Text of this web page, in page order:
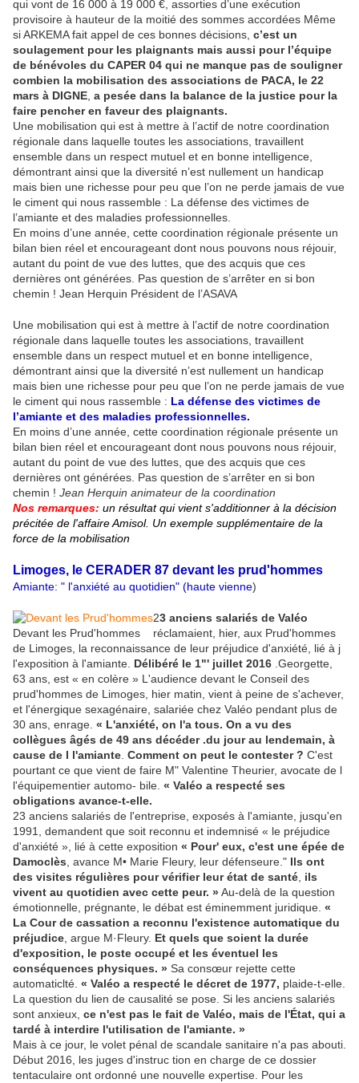
qui vont de 16 000 à 19 000 €, assorties d’une exécution
provisoire à hauteur de la moitié des sommes accordées Même
si ARKEMA fait appel de ces bonnes décisions, c’est un
soulagement pour les plaignants mais aussi pour l’équipe
de bénévoles du CAPER 04 qui ne manque pas de souligner
combien la mobilisation des associations de PACA, le 22
mars à DIGNE a pesée dans la balance de la justice pour la
faire pencher en faveur des plaignants.
Une mobilisation qui est à mettre à l’actif de notre coordination
régionale dans laquelle toutes les associations, travaillent
ensemble dans un respect mutuel et en bonne intelligence,
démontrant ainsi que la diversité n’est nullement un handicap
mais bien une richesse pour peu que l’on ne perde jamais de vue
le ciment qui nous rassemble : La défense des victimes de
l’amiante et des maladies professionnelles.
En moins d’une année, cette coordination régionale présente un
bilan bien réel et encourageant dont nous pouvons nous réjouir,
autant du point de vue des luttes, que des acquis que ces
dernières ont générées. Pas question de s’arrêter en si bon
chemin ! Jean Herquin Président de l’ASAVA
Une mobilisation qui est à mettre à l’actif de notre coordination
régionale dans laquelle toutes les associations, travaillent
ensemble dans un respect mutuel et en bonne intelligence,
démontrant ainsi que la diversité n’est nullement un handicap
mais bien une richesse pour peu que l’on ne perde jamais de vue
le ciment qui nous rassemble : La défense des victimes de
l’amiante et des maladies professionnelles.
En moins d’une année, cette coordination régionale présente un
bilan bien réel et encourageant dont nous pouvons nous réjouir,
autant du point de vue des luttes, que des acquis que ces
dernières ont générées. Pas question de s’arrêter en si bon
chemin ! Jean Herquin animateur de la coordination
Nos remarques: un résultat qui vient s'additionner à la décision
précitée de l'affaire Amisol. Un exemple supplémentaire de la
force de la mobilisation
Limoges, le CERADER 87 devant les prud'hommes
Amiante: " l'anxiété au quotidien" (haute vienne)
Devant les Prud'hommes
23 anciens salariés de Valéo
réclamaient, hier, aux Prud'hommes
de Limoges, la reconnaissance de leur préjudice d'anxiété, lié à j
l'exposition à l'amiante. Délibéré le 1"' juillet 2016 .Georgette,
63 ans, est « en colère » L'audience devant le Conseil des
prud'hommes de Limoges, hier matin, vient à peine de s'achever,
et l'énergique sexagénaire, salariée chez Valéo pendant plus de
30 ans, enrage. « L'anxiété, on l'a tous. On a vu des
collègues âgés de 49 ans décéder .du jour au lendemain, à
cause de l l'amiante Comment on peut le contester ? C'est
pourtant ce que vient de faire M" Valentine Theurier, avocate de l
l'équipementier automo- bile. « Valéo a respecté ses
obligations avance-t-elle.
23 anciens salariés de l'entreprise, exposés à l'amiante, jusqu'en
1991, demandent que soit reconnu et indemnisé « le préjudice
d'anxiété », lié à cette exposition « Pour' eux, c'est une épée de
Damoclès , avance M• Marie Fleury, leur défenseure." Ils ont
des visites régulières pour vérifier leur état de santé ils
vivent au quotidien avec cette peur. »Au-delà de la question
émotionnelle, prégnante, le débat est éminemment juridique. «
La Cour de cassation a reconnu l'existence automatique du
préjudice , argue M·Fleury. Et quels que soient la durée
d'exposition, le poste occupé et les éventuel­ les
conséquences physiques. » Sa consœur rejette cette
automaticlté. « Valéo a respecté le décret de 1977, plaide-t-elle.
La question du lien de causalité se pose. Si les anciens salariés
sont anxieux, ce n'est pas le fait de Valéo, mais de l'État, qui a
tardé à interdire l'utilisation de l'amiante. »
Mais à ce jour, le volet pénal de scandale sanitaire n'a pas abouti.
Début 2016, les juges d'instruc­ tion en charge de ce dossier
tentaculaire ont ordonné une nouvelle expertise. Pour les